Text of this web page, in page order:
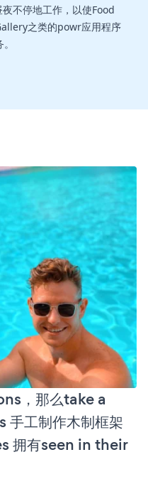
不停地工作，以使Food
之类的powr应用程序
，那么take a
工制作木制框架
拥有seen in their